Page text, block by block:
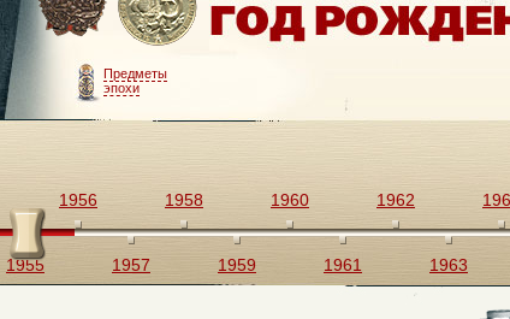
Предметы
эпохи
1955
1956
1957
1958
1959
1960
1961
1962
1963